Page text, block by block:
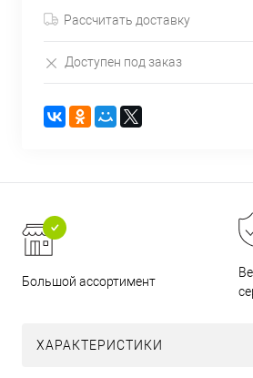
Рассчитать доставку
Доступен под заказ
Большой ассортимент
ХАРАКТЕРИСТИКИ